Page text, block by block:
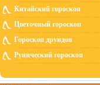
Китайский гороскоп
Цветочный гороскоп
Гороскоп друидов
Рунический гороскоп